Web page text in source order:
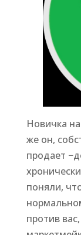
Новичка
же он,
продает
поняли,
против